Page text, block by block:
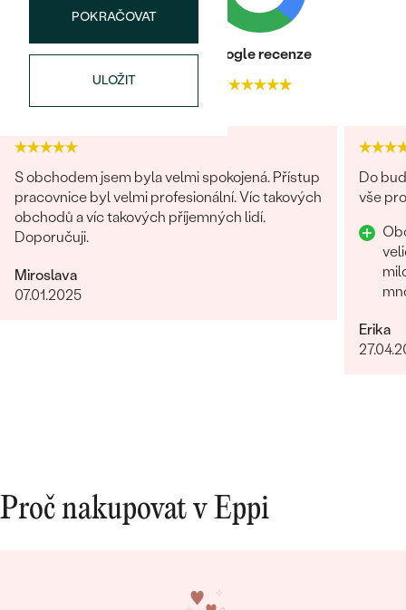
POKRAČOVAT
ULOŽIT
Heureka recenze
4.9
Google recenze
4.7
S obchodem jsem byla velmi spokojená. Přístup
pracovnice byl velmi profesionální. Víc takových
obchodů a víc takových příjemných lidí.
Doporučuji.
Miroslava
07.01.2025
Do
vše
Erika
Proč nakupovat v Eppi